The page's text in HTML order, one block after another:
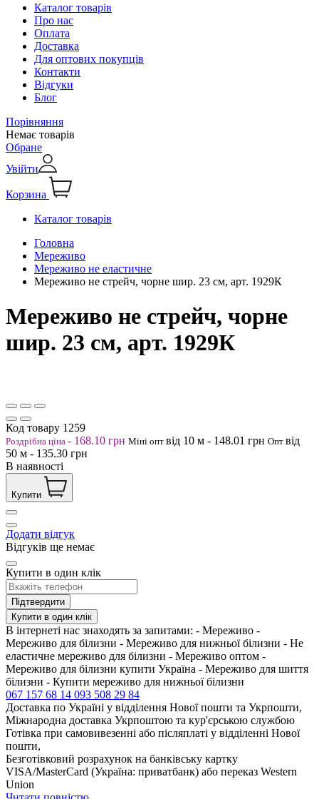
Каталог товарів
Про нас
Оплата
Доставка
Для оптових покупців
Контакти
Відгуки
Блог
Порівняння
Немає товарів
Обране
Увійти
Корзина
Каталог товарів
Головна
Мереживо
Мереживо не еластичне
Мереживо не стрейч, чорне шир. 23 см, арт. 1929К
Мереживо не стрейч, чорне
шир. 23 см, арт. 1929К
Код товару 1259
Роздрібна ціна - 168.10 грн Міні опт від 10 м - 148.01 грн Опт від
50 м - 135.30 грн
В наявності
Купити
Додати відгук
Відгуків ще немає
Купити в один клік
Підтвердити
Купити в один клік
В інтернеті нас знаходять за запитами: - Мереживо -
Мереживо для білизни - Мереживо для нижньої білизни - Не
еластичне мереживо для білизни - Мереживо оптом -
Мереживо для білизни купити Україна - Мереживо для шиття
білизни - Купити мереживо для нижньої білизни
067 157 68 14 093 508 29 84
Доставка по Україні у відділення Нової пошти та Укрпошти,
Міжнародна доставка Укрпоштою та кур'єрською службою
Готівка при самовивезенні або післяплаті у відділенні Нової
пошти,
Безготівковий розрахунок на банківську картку
VISA/MasterCard (Україна: приватбанк) або переказ Western
Union